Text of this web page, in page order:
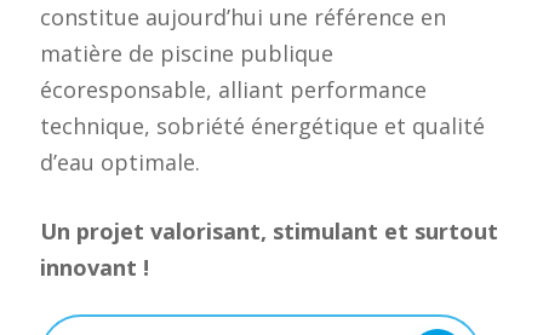
constitue aujourd’hui une référence en
matière de piscine publique
écoresponsable, alliant performance
technique, sobriété énergétique et qualité
d’eau optimale.
Un projet valorisant, stimulant et surtout
innovant !